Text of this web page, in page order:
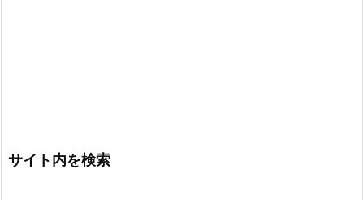
サイト内を検索